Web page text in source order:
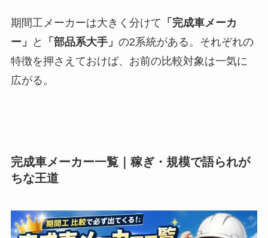
期間工メーカーは大きく分けて 「完成車メーカ
ー」
と 「部品系大手」 の2系統がある。それぞれの
特徴を押さえておけば、お前の比較対象は一気に
広がる。
完成車メーカー一覧｜稼ぎ・規模で語られが
ちな王道